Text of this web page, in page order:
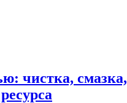
чистка, смазка,